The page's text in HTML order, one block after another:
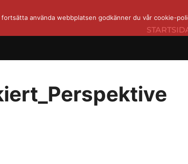
använda webbplatsen godkänner du vår cookie-